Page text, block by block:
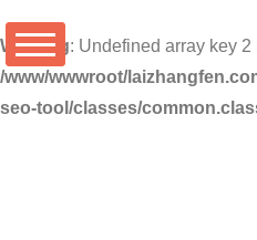
Warning: Undefined array key 2
/www/wwwroot/
seo-tool/classes/